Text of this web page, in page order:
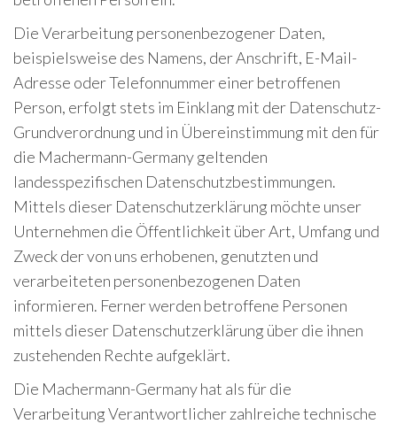
Die Verarbeitung personenbezogener Daten,
beispielsweise des Namens, der Anschrift, E-Mail-
Adresse oder Telefonnummer einer betroffenen
Person, erfolgt stets im Einklang mit der Datenschutz-
Grundverordnung und in Übereinstimmung mit den für
die Machermann-Germany geltenden
landesspezifischen Datenschutzbestimmungen.
Mittels dieser Datenschutzerklärung möchte unser
Unternehmen die Öffentlichkeit über Art, Umfang und
Zweck der von uns erhobenen, genutzten und
verarbeiteten personenbezogenen Daten
informieren. Ferner werden betroffene Personen
mittels dieser Datenschutzerklärung über die ihnen
zustehenden Rechte aufgeklärt.
Die Machermann-Germany hat als für die
Verarbeitung Verantwortlicher zahlreiche technische